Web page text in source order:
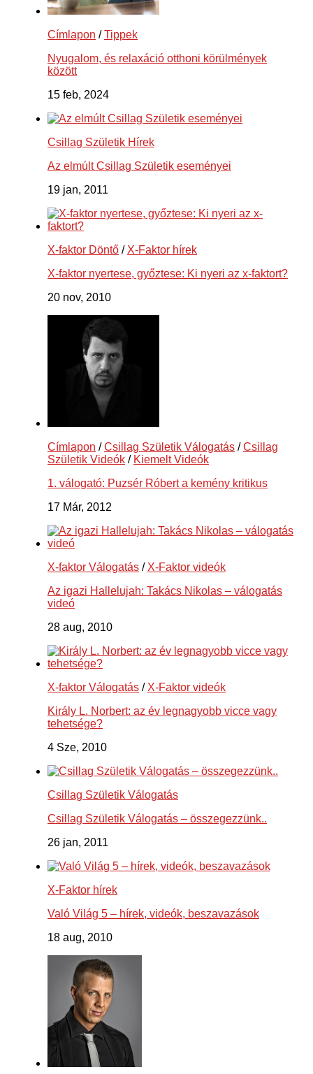
Címlapon /Tippek
Nyugalom, és relaxáció otthoni körülmények
között
15 feb, 2024
Csillag Születik Hírek
Az elmúlt Csillag Születik eseményei
19 jan, 2011
X-faktor Döntő / X-Faktor hírek
X-faktor nyertese, győztese: Ki nyeri az x-faktort?
20 nov, 2010
Címlapon /Csillag Születik Válogatás /Csillag
Születik Videók / Kiemelt Videók
1. válogató: Puzsér Róbert a kemény kritikus
17 Már, 2012
X-faktor Válogatás / X-Faktor videók
Az igazi Hallelujah: Takács Nikolas – válogatás
videó
28 aug, 2010
X-faktor Válogatás / X-Faktor videók
Király L. Norbert: az év legnagyobb vicce vagy
tehetsége?
4 Sze, 2010
Csillag Születik Válogatás
Csillag Születik Válogatás – összegezzünk..
26 jan, 2011
X-Faktor hírek
Való Világ 5 – hírek, videók, beszavazások
18 aug, 2010